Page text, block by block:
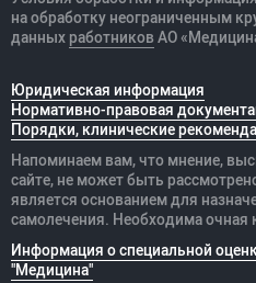
на обработку неограниченным
данных работников АО
Юридическая информация
Нормативно-правовая
Порядки, клинические
Напоминаем вам, что мнение,
сайте, не может быть
является основанием для
самолечения. Необходима очная
Информация о специальной
"Медицина"